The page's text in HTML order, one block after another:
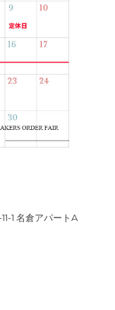
1 名倉アパートA